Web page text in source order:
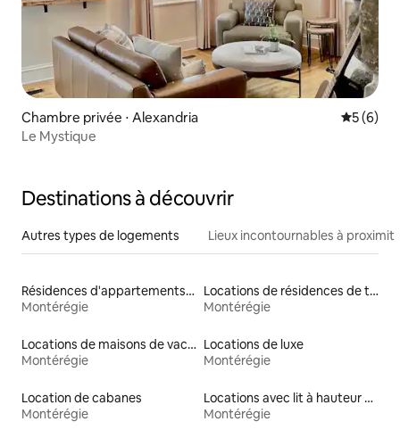
Chambre privée ⋅ Alexandria
5 (6)
Le Mystique
Destinations à découvrir
Autres types de logements Lieux incontournables à
Résidences d'appartements en location
Montérégie
Locations de résidences de tourisme
Montérégie
Locations de maisons de vacances
Montérégie
Locations de luxe
Montérégie
Location de cabanes
Montérégie
Locations avec lit à hauteur adaptée
Montérégie